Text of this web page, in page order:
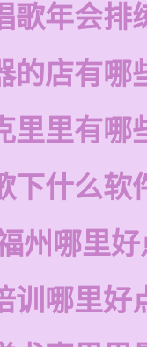
歌年会排
的店有哪
里里有哪
下什么软
州哪里
训哪里好